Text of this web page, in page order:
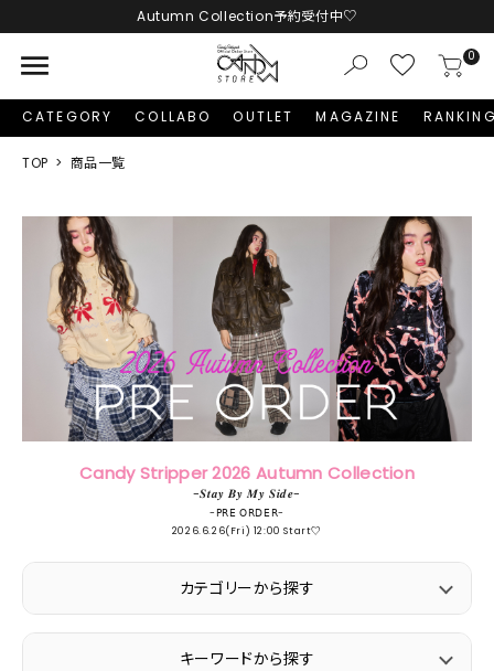
LINE友だち追加 + ID連携で1,000円OFFクーポンプレゼント
menu 0
CATEGORY COLLABO OUTLET MAGAZINE
TOP 商品一覧
Candy Stripper 2026 Autumn Collection
-𝑺𝒕𝒂𝒚 𝑩𝒚 𝑴𝒚 𝑺𝒊𝒅𝒆-
-𝖯𝖱𝖤 𝖮𝖱𝖣𝖤𝖱-
2026.6.26(Fri) 12:00 Start♡
カテゴリーから探す
キーワードから探す